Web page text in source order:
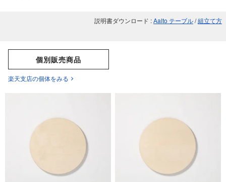
説明書ダウンロード :Aalto テーブル/組立て方
個別販売商品
楽天支店の個体をみる